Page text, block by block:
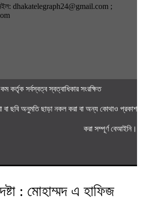
dhakatelegraph24@gmail.com ;
কর্তৃক সর্বস্বত্ব স্বত্বাধিকার সংরক্ষিত
বা ছবি অনুমতি ছাড়া নকল করা বা অন্য কোথাও প্রকাশ
করা সম্পূর্ণ বেআইনি।
: মোহাম্মদ এ হাফিজ